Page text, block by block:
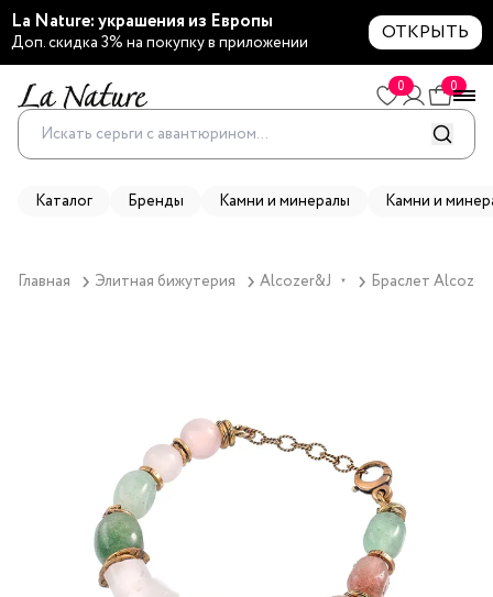
La Nature: украшения из Европы
Доп. скидка 3% на покупку в приложении ОТКРЫТЬ
0 0
Каталог Бренды Камни и минералы Камни и
Главная Элитная бижутерия Alcozer&J ▼ Браслет